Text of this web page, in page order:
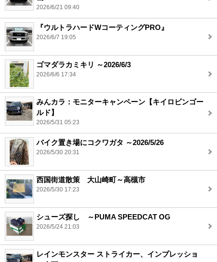
2026/6/21 09:40
『ウルトラハードWコーティングPRO』
2026/6/7 19:05
ゴマダラカミキリ ～2026/6/3
2026/6/6 17:34
みんカラ：モニターキャンペーン【キイロビンゴー
ルド】
2026/5/31 05:23
バイク置き場にコクワガタ ～2026/5/26
2026/5/30 20:31
西国街道散策 大山崎町～高槻市
2026/5/30 17:23
シューズ探し ～PUMA SPEEDCAT OG
2026/5/24 21:03
レインモンスター ストライカー、インプレッショ